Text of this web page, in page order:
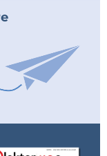
et les
composants.
DSP FX contient deux
: un ESP32 et le DSP.